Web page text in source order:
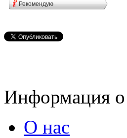
Рекомендую
Информация о
О нас